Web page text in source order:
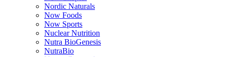
Nordic Naturals
Now Foods
Now Sports
Nuclear Nutrition
Nutra BioGenesis
NutraBio